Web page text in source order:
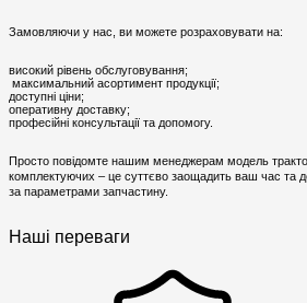
Замовляючи у нас, ви можете розраховувати на:
високий рівень обслуговування;
максимальний асортимент продукції;
доступні ціни;
оперативну доставку;
професійні консультації та допомогу.
Просто повідомте нашим менеджерам модель
комплектуючих – це суттєво заощадить ваш час та
за параметрами запчастину.
Наші переваги